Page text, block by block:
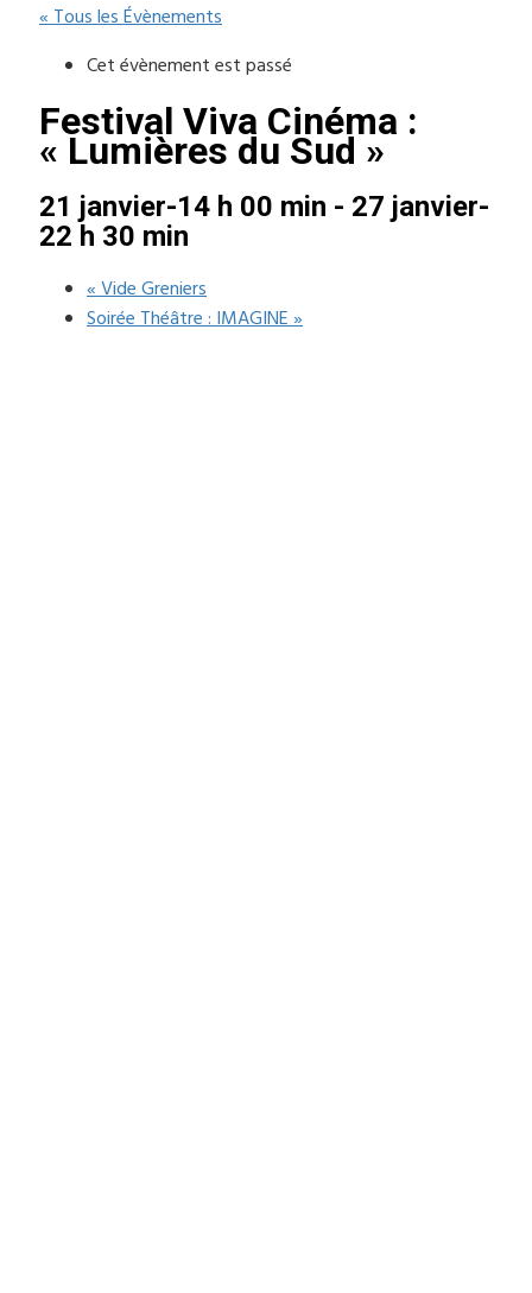
« Tous les Évènements
Cet évènement est passé
Festival Viva Cinéma :
« Lumières du Sud »
21 janvier-14 h 00 min - 27 janvier-
22 h 30 min
«Vide Greniers
Soirée Théâtre : IMAGINE»